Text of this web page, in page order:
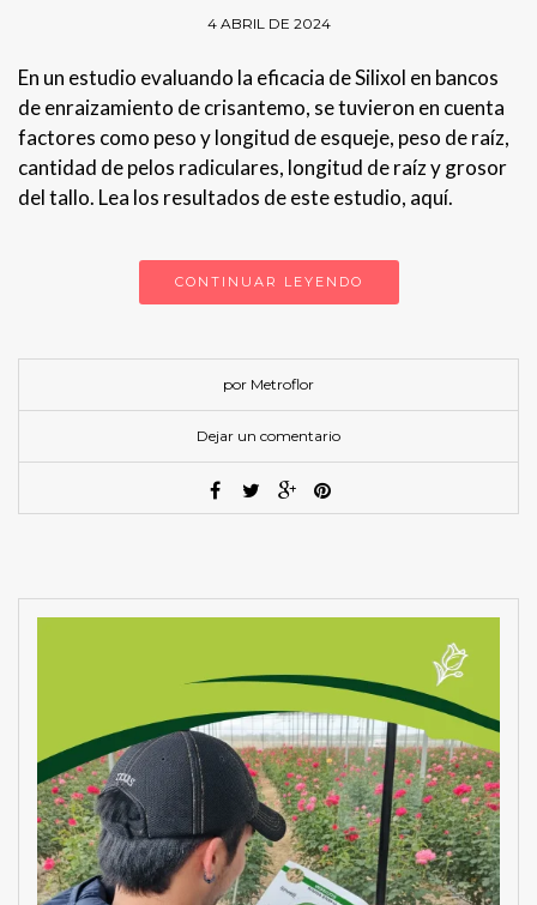
4 ABRIL DE 2024
En un estudio evaluando la eficacia de Silixol en bancos
de enraizamiento de crisantemo, se tuvieron en cuenta
factores como peso y longitud de esqueje, peso de raíz,
cantidad de pelos radiculares, longitud de raíz y grosor
del tallo. Lea los resultados de este estudio, aquí.
CONTINUAR LEYENDO
por Metroflor
Dejar un comentario